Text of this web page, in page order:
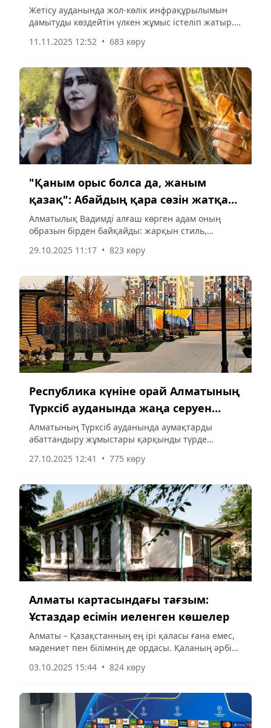
Жетісу ауданында жол-көлік инфрақұрылымын
дамытуды көздейтін үлкен жұмыс істеліп жатыр.
жайлылығын қамтамасыз етуге ерекше көңіл
11.11.2025 12:52 • 683 көру
"Қаным орыс болса да, жаным
қазақ": Абайдың қара сөзін жатқа
айтқан Вадиммен сұхбат
Алматылық Вадимді алғаш көрген адам оның
образын бірден байқайды: жарқын стиль,
домбыра ұстаған орыс жігіті. Бірақ сыртқы
29.10.2025 11:17 • 823 көру
Республика күніне орай Алматының
Түрксіб ауданында жаңа серуен
аймақтары ашылды
Алматының Түрксіб ауданында аумақтарды
абаттандыру жұмыстары қарқынды түрде
үшін бірден бірнеше жаңа демалыс аймақтары –
27.10.2025 12:41 • 775 көру
Алматы картасындағы тағзым:
Ұстаздар есімін иеленген көшелер
Алматы – Қазақстанның ең ірі қаласы ғана емес,
мәдениет пен білімнің де ордасы. Қаланың әрбір
тұлғалардың есімімен тығыз байланысты. Соның
03.10.2025 15:44 • 824 көру